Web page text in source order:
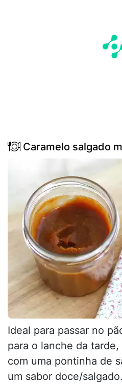
Caramelo salgado
Ideal para passar no
para o lanche da
com uma pontinha de
um sabor doce/